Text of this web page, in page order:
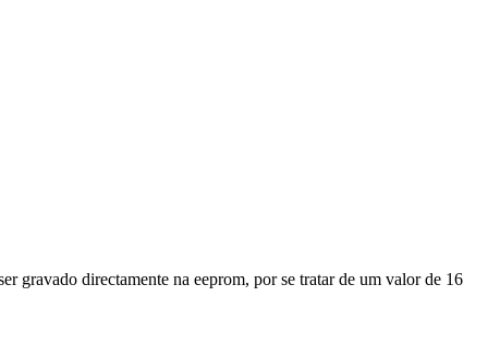
gravado directamente na eeprom, por se tratar de um valor de 16